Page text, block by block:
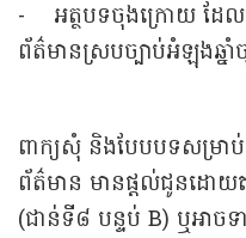
- អត្ថបទចុងក្រោយ ដែលប
ព័ត៌មានស្របច្បាប់អំឡុងឆ្
ពាក្យសុំ និងបែបបទសម្រា
ព័ត៌មាន មានផ្តល់ជូនដោយ
(ជាន់ទី៨ បន្ទប់ B) ឬអាច